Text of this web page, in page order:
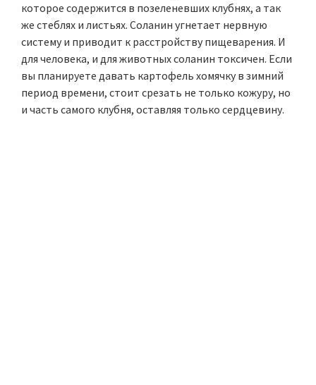
которое содержится в позеленевших клубнях, а так
же стеблях и листьях. Соланин угнетает нервную
систему и приводит к расстройству пищеварения. И
для человека, и для животных соланин токсичен. Если
вы планируете давать картофель хомячку в зимний
период времени, стоит срезать не только кожуру, но
и часть самого клубня, оставляя только сердцевину.